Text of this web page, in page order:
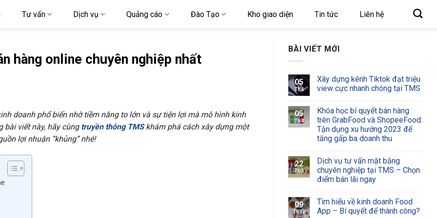
Tư vấn Dịch vụ Quảng cáo Đào Tạo Kho giao diện Tin tức Liên hệ
hàng online chuyên nghiệp nhất
doanh phổ biến nhờ tiềm năng to lớn và sự tiện lợi mà mô hình kinh
bài viết này, hãy cùng truyền thông TMS khám phá cách xây dựng một
lợi nhuận “khủng” nhé!
BÀI VIẾT MỚI
05
Th6
Xây dựng kênh Tiktok đạt triệu
view cực nhanh chóng tại TMS
05
Th4
Khóa học bí quyết bán hàng
trên GrabFood và ShopeeFood:
Tận dụng xu hướng 2023 để
tăng gấp ba doanh thu
22
Th3
Dịch vụ tư vấn mặt bằng
chuyên nghiệp tại TMS – Chọn
điểm bán lãi ngay
09
Th12
Tìm hiểu về kinh doanh Food
App – Bí quyết để thành công?